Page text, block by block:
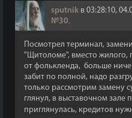
sputnik в 03:28:10,
№30,
Посмотрел терминал,
"Щитоломе", вместо жилого,
от фолькленда, больше
забит по полной, надо
только рассмотрим замену
глянул, в выставочном зале
приглянулась, кредитов